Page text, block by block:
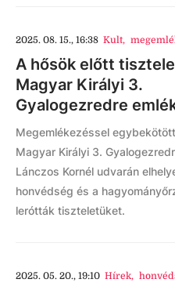
2025. 08. 15., 16:38 Kult,
A hősök előtt
Magyar Királyi 3.
Gyalogezredre
Megemlékezéssel
Magyar Királyi 3.
Lánczos Kornél udvarán
honvédség és a
lerótták tiszteletüket.
2025. 05. 20., 19:10 Hírek,